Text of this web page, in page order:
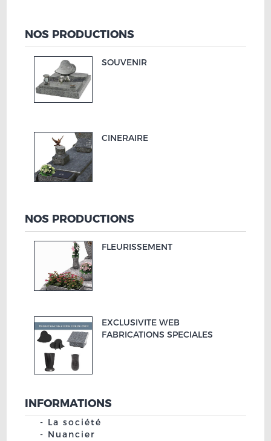
NOS PRODUCTIONS
SOUVENIR
CINERAIRE
NOS PRODUCTIONS
FLEURISSEMENT
EXCLUSIVITE WEB
FABRICATIONS SPECIALES
INFORMATIONS
La société
Nuancier